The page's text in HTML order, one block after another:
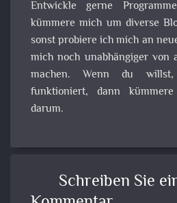
Entwickle gerne
kümmere mich um diverse
sonst probiere ich mich an
mich noch unabhängiger von
machen. Wenn du willst,
funktioniert, dann
darum.
Schreiben Sie